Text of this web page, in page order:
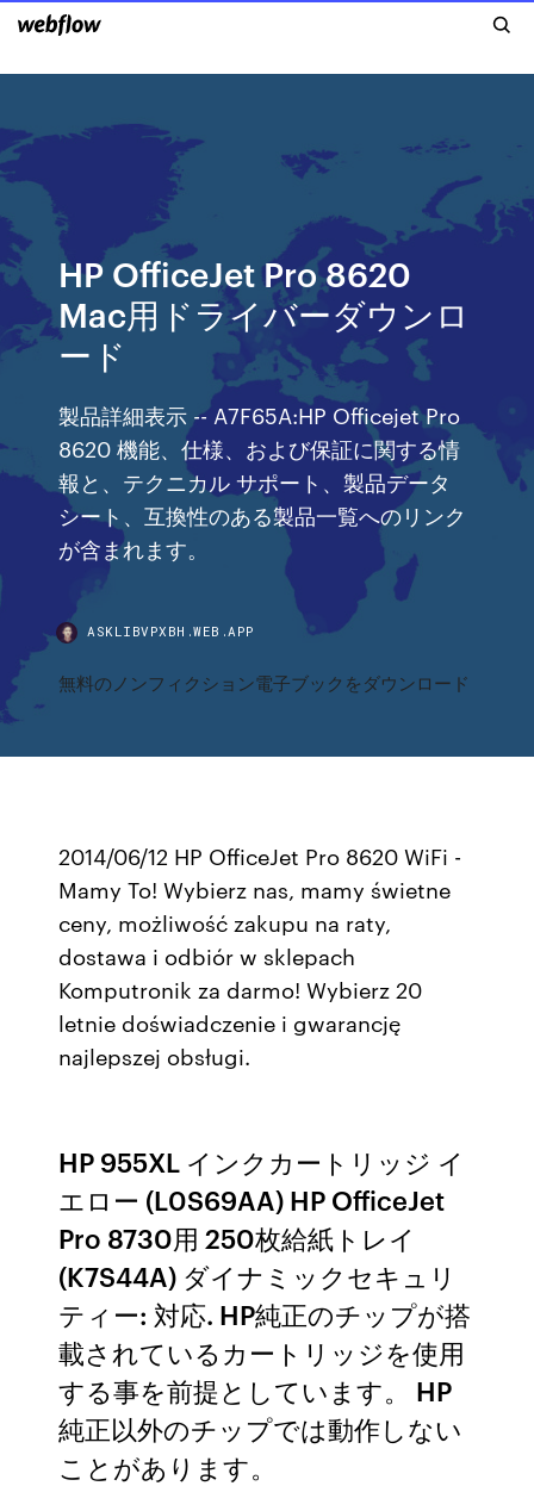
HP OfficeJet Pro 8620
Mac用ドライバーダウンロ
ード
製品詳細表示 -- A7F65A:HP Officejet Pro
8620 機能、仕様、および保証に関する情
報と、テクニカル サポート、製品データ
シート、互換性のある製品一覧へのリンク
が含まれます。
ASKLIBVPXBH.WEB.APP
無料のノンフィクション電子ブックをダウンロード
2014/06/12 HP OfficeJet Pro 8620 WiFi -
Mamy To! Wybierz nas, mamy świetne
ceny, możliwość zakupu na raty,
dostawa i odbiór w sklepach
Komputronik za darmo! Wybierz 20
letnie doświadczenie i gwarancję
najlepszej obsługi.
HP 955XL インクカートリッジ イ
エロー (L0S69AA) HP OfficeJet
Pro 8730用 250枚給紙トレイ
(K7S44A) ダイナミックセキュリ
ティー: 対応. HP純正のチップが搭
載されているカートリッジを使用
する事を前提としています。 HP
純正以外のチップでは動作しない
ことがあります。